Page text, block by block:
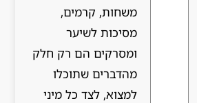
משחות, קרמים,
מסיכות לשיער
ומסרקים הם רק חלק
מהדברים שתוכלו
למצוא, לצד כל מיני